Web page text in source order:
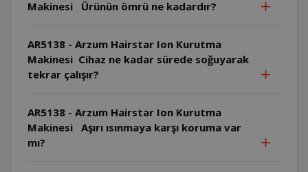
Makinesi Ürünün ömrü ne kadardır?
AR5138 - Arzum Hairstar Ion Kurutma
Makinesi Cihaz ne kadar sürede soğuyarak
tekrar çalışır?
AR5138 - Arzum Hairstar Ion Kurutma
Makinesi Aşırı ısınmaya karşı koruma var
mı?